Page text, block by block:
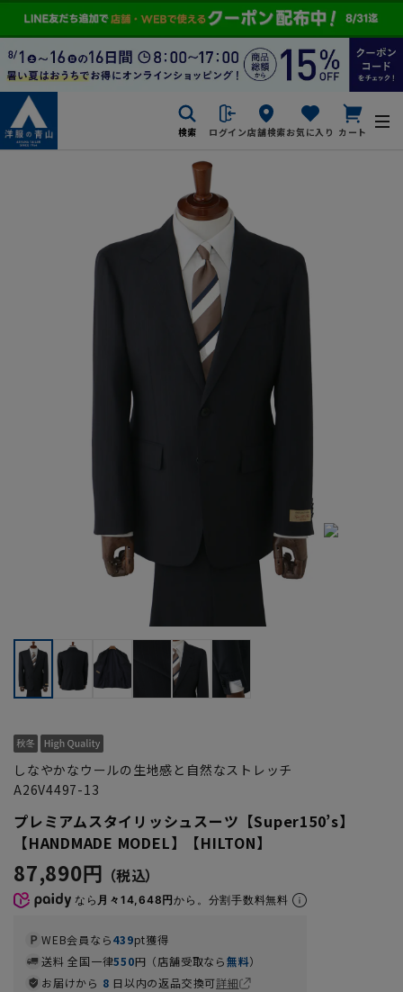
検索 ログイン店舗検索お気に入り カート
しなやかなウールの生地感と自然なストレッチ
A26V4497-13
プレミアムスタイリッシュスーツ【Super150’s】
【HANDMADE MODEL】【HILTON】
87,890円
なら 月々14,648円から。分割手数料無料
WEB会員なら439pt獲得
送料 全国一律550円（店舗受取なら無料）
お届けから 8 日以内の返品交換可詳細